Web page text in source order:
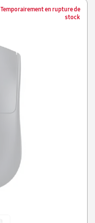
Temporairement en rupture de
stock